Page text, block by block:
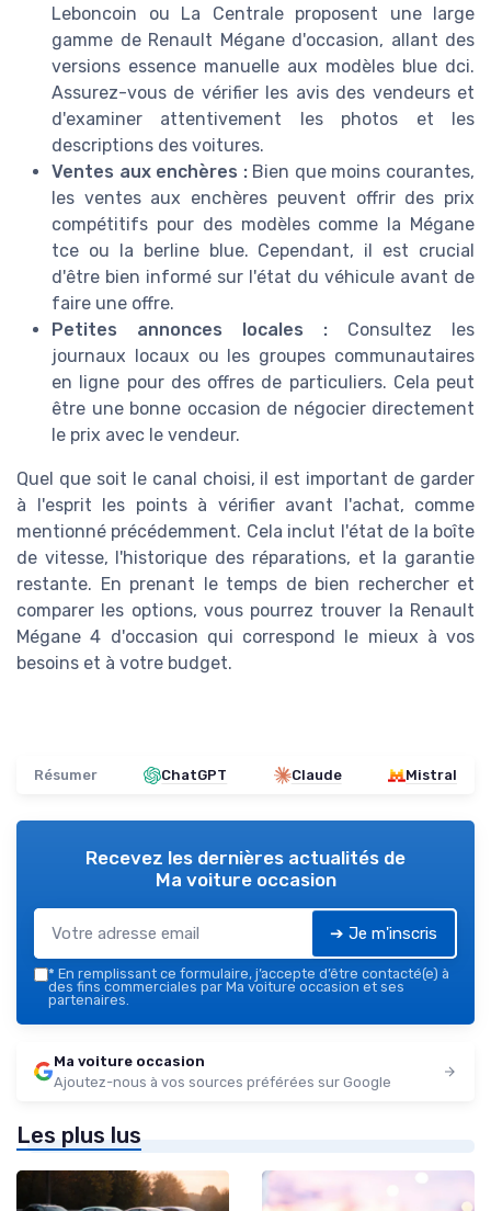
Leboncoin ou La Centrale proposent une large
gamme de Renault Mégane d'occasion, allant des
versions essence manuelle aux modèles blue dci.
Assurez-vous de vérifier les avis des vendeurs et
d'examiner attentivement les photos et les
descriptions des voitures.
Ventes aux enchères :Bien que moins courantes,
les ventes aux enchères peuvent offrir des prix
compétitifs pour des modèles comme la Mégane
tce ou la berline blue. Cependant, il est crucial
d'être bien informé sur l'état du véhicule avant de
faire une offre.
Petites annonces locales : Consultez les
journaux locaux ou les groupes communautaires
en ligne pour des offres de particuliers. Cela peut
être une bonne occasion de négocier directement
le prix avec le vendeur.
Quel que soit le canal choisi, il est important de garder
à l'esprit les points à vérifier avant l'achat, comme
mentionné précédemment. Cela inclut l'état de la boîte
de vitesse, l'historique des réparations, et la garantie
restante. En prenant le temps de bien rechercher et
comparer les options, vous pourrez trouver la Renault
Mégane 4 d'occasion qui correspond le mieux à vos
besoins et à votre budget.
Résumer ChatGPT Claude Mistral
Recevez les dernières actualités de
Ma voiture occasion
➔ Je m'inscris
* En remplissant ce formulaire, j’accepte d’être contacté(e) à
des fins commerciales par Ma voiture occasion et ses
partenaires.
Ma voiture occasion
Ajoutez-nous à vos sources préférées sur Google
Les plus lus